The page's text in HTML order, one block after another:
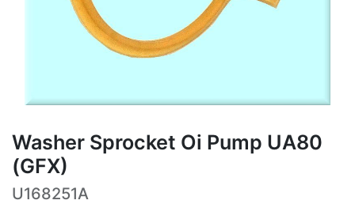
Washer Sprocket Oi Pump UA80
(GFX)
U168251A